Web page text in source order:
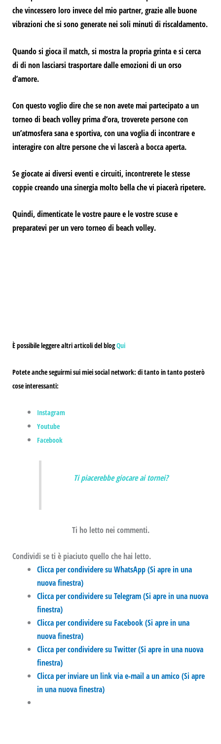
che vincessero loro invece del mio partner, grazie alle buone
vibrazioni che si sono generate nei soli minuti di riscaldamento.
Quando si gioca il match, si mostra la propria grinta e si cerca
didi non lasciarsi trasportare dalle emozioni di un orso
d’amore.
Con questo voglio dire che se non avete mai partecipato a un
torneo di beach volley prima d’ora, troverete persone con
un’atmosfera sana e sportiva, con una voglia di incontrare e
interagire con altre persone che vi lascerà a bocca aperta.
Se giocate ai diversi eventi e circuiti, incontrerete le stesse
coppie creando una sinergia molto bella che vi piacerà ripetere.
Quindi, dimenticate le vostre paure e le vostre scuse e
preparatevi per un vero torneo di beach volley.
È possibile leggere altri articoli del blogQui
Potete anche seguirmi sui miei social network: di tanto in tanto posterò
cose interessanti:
Instagram
Youtube
Facebook
Ti piacerebbe giocare ai tornei?
Ti ho letto nei commenti.
Condividi se ti è piaciuto quello che hai letto.
Clicca per condividere su WhatsApp (Si apre in una
nuova finestra)
Clicca per condividere su Telegram (Si apre in una nuova
finestra)
Clicca per condividere su Facebook (Si apre in una
nuova finestra)
Clicca per condividere su Twitter (Si apre in una nuova
finestra)
Clicca per inviare un link via e-mail a un amico (Si apre
in una nuova finestra)